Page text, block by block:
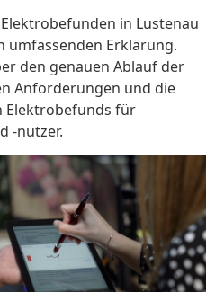
in Lustenau
umfassenden Erklärung.
den genauen Ablauf der
Anforderungen und die
Elektrobefunds für
-nutzer.